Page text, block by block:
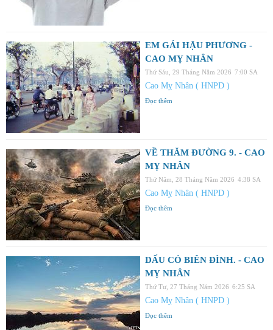
EM GÁI HẬU PHƯƠNG -
CAO MỴ NHÂN
Thứ Sáu, 29 Tháng Năm 2026 7:00 SA
Cao Mỵ Nhân ( HNPD )
Đọc thêm
VỀ THĂM ĐƯỜNG 9. - CAO
MỴ NHÂN
Thứ Năm, 28 Tháng Năm 2026 4:38 SA
Cao Mỵ Nhân ( HNPD )
Đọc thêm
DẤU CỎ BIÊN ĐÌNH. - CAO
MỴ NHÂN
Thứ Tư, 27 Tháng Năm 2026 6:25 SA
Cao Mỵ Nhân ( HNPD )
Đọc thêm